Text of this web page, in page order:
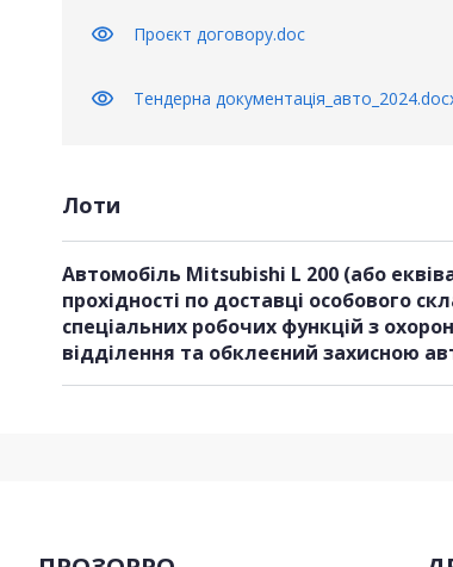
visibility Проєкт договору.doc
visibility Тендерна
Лоти
Автомобіль Mitsubishi L 200 (або
прохідності по доставці особового
спеціальних робочих функцій з